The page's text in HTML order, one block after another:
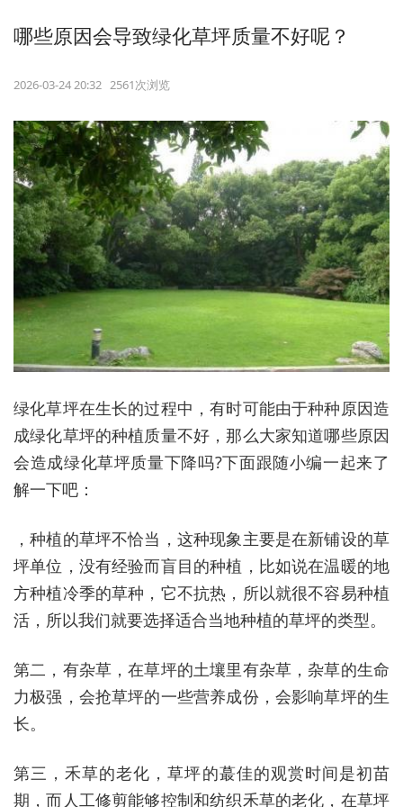
哪些原因会导致绿化草坪质量不好呢？
2026-03-24 20:32 2561次浏览
绿化草坪在生长的过程中，有时可能由于种种原因造
成绿化草坪的种植质量不好，那么大家知道哪些原因
会造成绿化草坪质量下降吗?下面跟随小编一起来了
解一下吧：
，种植的草坪不恰当，这种现象主要是在新铺设的草
坪单位，没有经验而盲目的种植，比如说在温暖的地
方种植冷季的草种，它不抗热，所以就很不容易种植
活，所以我们就要选择适合当地种植的草坪的类型。
第二，有杂草，在草坪的土壤里有杂草，杂草的生命
力极强，会抢草坪的一些营养成份，会影响草坪的生
长。
第三，禾草的老化，草坪的蕞佳的观赏时间是初苗
期，而人工修剪能够控制和纺织禾草的老化，在草坪